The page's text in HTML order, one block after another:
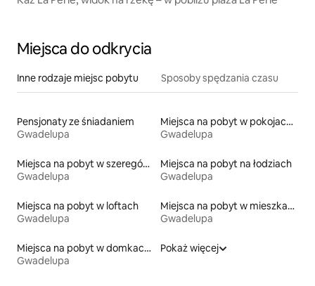
Miejsca do odkrycia
Inne rodzaje miejsc pobytu Sposoby spędzania czasu
Pensjonaty ze śniadaniem
Gwadelupa
Miejsca na pobyt w pokojach prywatnych z łazienką
Gwadelupa
Miejsca na pobyt w szeregówkach
Gwadelupa
Miejsca na pobyt na łodziach
Gwadelupa
Miejsca na pobyt w loftach
Gwadelupa
Miejsca na pobyt w mieszkaniach
Gwadelupa
Miejsca na pobyt w domkach gościnnych
Gwadelupa
Pokaż więcej